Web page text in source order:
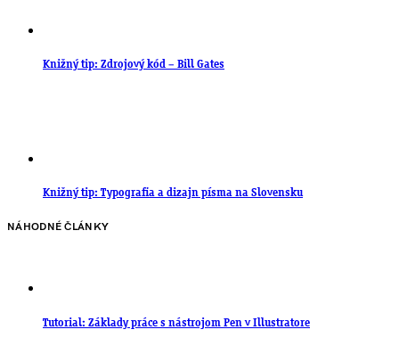
Knižný tip: Zdrojový kód – Bill Gates
Knižný tip: Typografia a dizajn písma na Slovensku
NÁHODNÉ ČLÁNKY
Tutorial: Základy práce s nástrojom Pen v Illustratore